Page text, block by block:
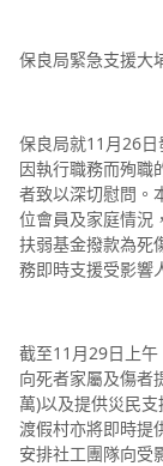
保良局緊急支援大
保良局就11月26
因執行職務而殉職
者致以深切慰問。
位會員及家庭情況
扶弱基金撥款為死
務即時支援受影響
截至11月29日上午
向死者家屬及傷者
萬)以及提供災民
渡假村亦將即時提
安排社工團隊向受